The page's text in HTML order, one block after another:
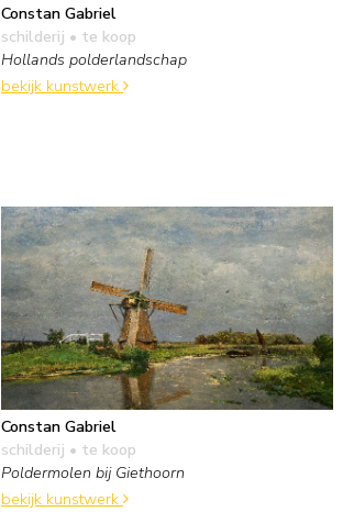
Constan Gabriel
schilderij • te koop
Hollands polderlandschap
bekijk kunstwerk
Constan Gabriel
schilderij • te koop
Poldermolen bij Giethoorn
bekijk kunstwerk